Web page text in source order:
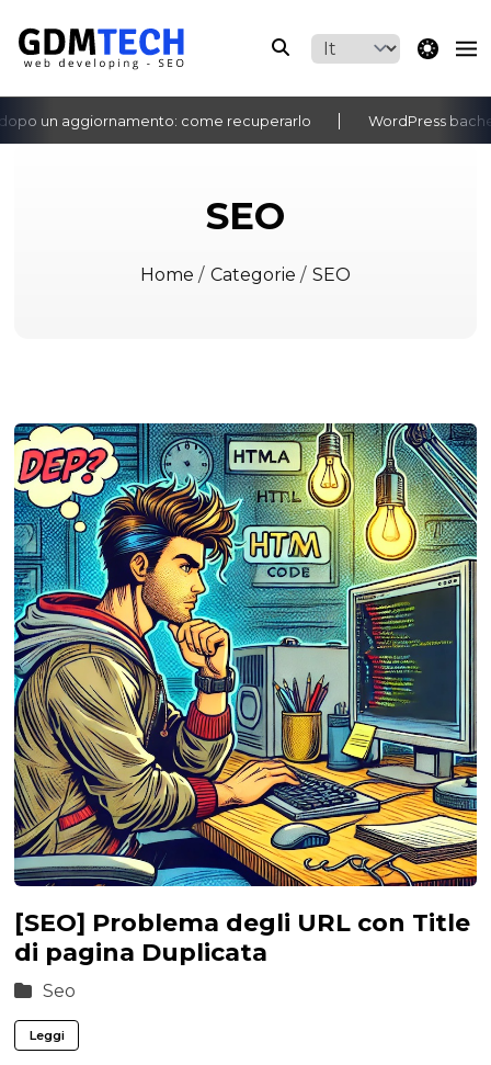
theme
aggiornamento: come recuperarlo WordPress bacheca
‹ ›
SEO
Home / Categorie / SEO
[SEO] Problema degli URL con Title
di pagina Duplicata
Seo
Leggi